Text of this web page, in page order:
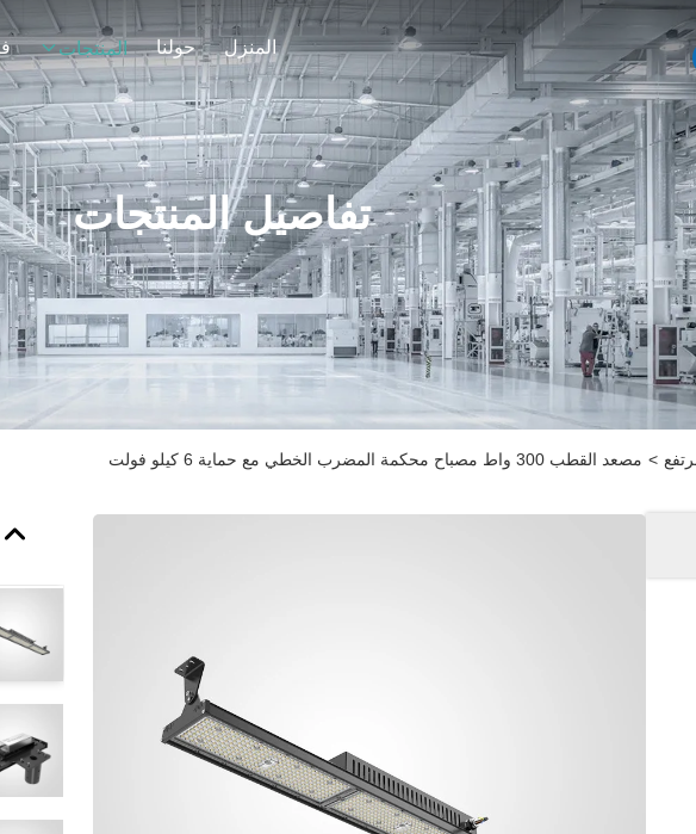
المنزل حولنا المنتجات
تفاصيل المنتجات
> مصعد القطب 300 واط مصباح محكمة المضرب الخطي مع حماية 6 كيلو فولت